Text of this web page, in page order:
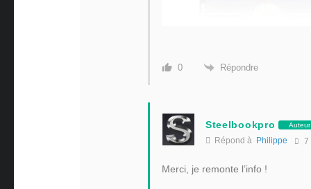
0 Répondre
Steelbookpro Auteur
Répond à Philippe 7
Merci, je remonte l’info !